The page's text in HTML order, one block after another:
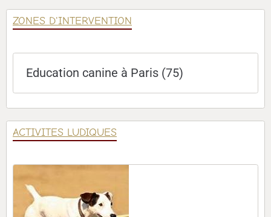
ZONES D'INTERVENTION
Education canine à Paris (75)
ACTIVITES LUDIQUES